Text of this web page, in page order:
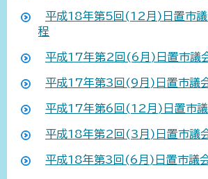
平成18年第5回(12月)日置市議
程
平成17年第2回(6月)日置市議
平成17年第3回(9月)日置市議
平成17年第6回(12月)日置市議
平成18年第2回(3月)日置市議
平成18年第3回(6月)日置市議